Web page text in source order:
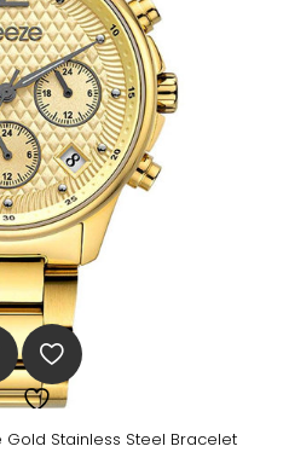
Gold Stainless Steel Bracelet